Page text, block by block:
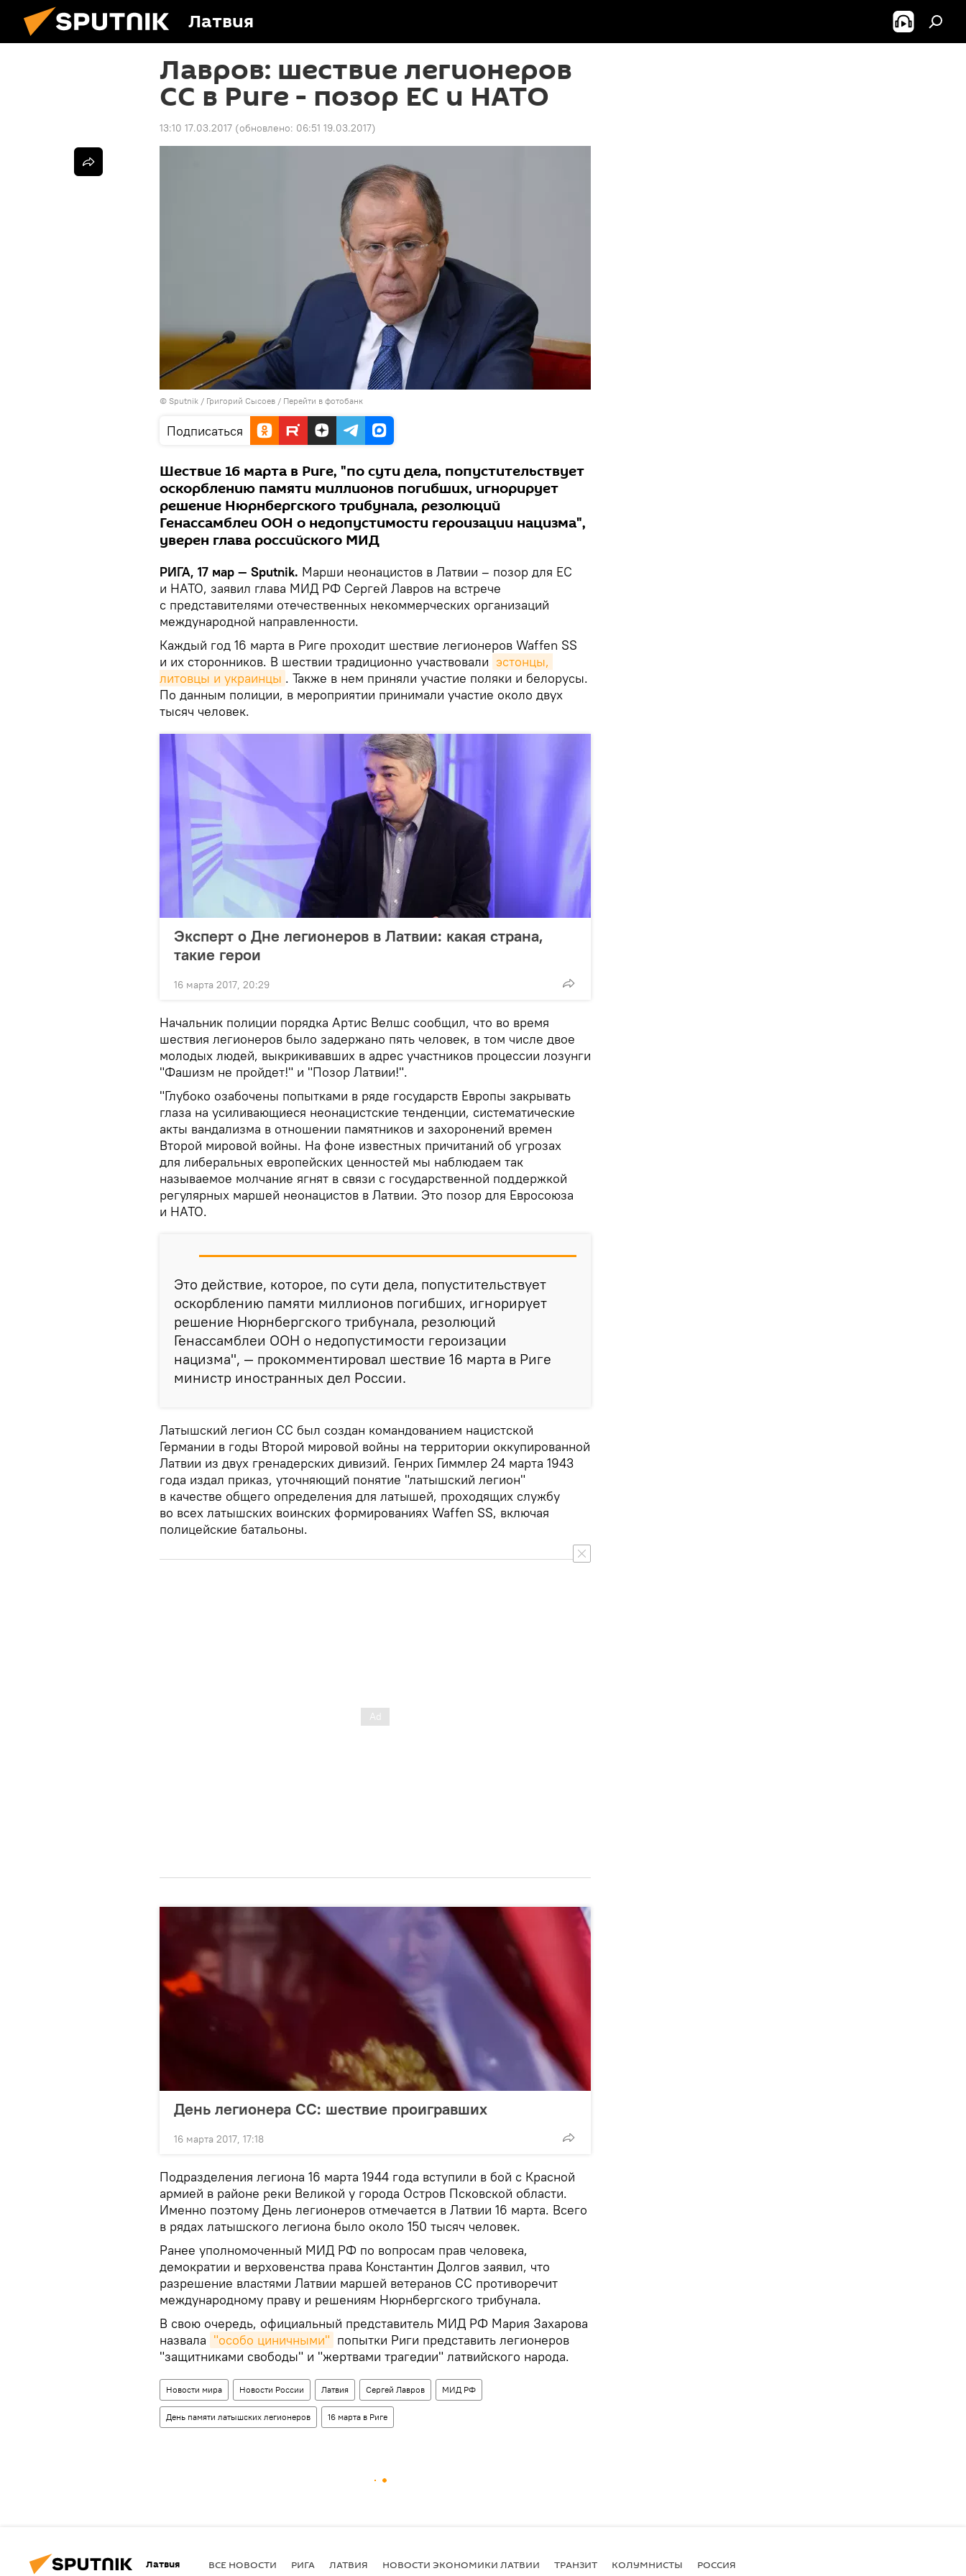
Латвия
Лавров: шествие легионеров
СС в Риге - позор ЕС и НАТО
13:10 17.03.2017 (обновлено: 06:51 19.03.2017)
© Sputnik / Григорий Сысоев / Перейти в фотобанк
Подписаться
Шествие 16 марта в Риге, "по сути дела, попустительствует
оскорблению памяти миллионов погибших, игнорирует
решение Нюрнбергского трибунала, резолюций
Генассамблеи ООН о недопустимости героизации нацизма",
уверен глава российского МИД
РИГА, 17 мар — Sputnik. Марши неонацистов в Латвии – позор для ЕС
и НАТО, заявил глава МИД РФ Сергей Лавров на встрече
с представителями отечественных некоммерческих организаций
международной направленности.
Каждый год 16 марта в Риге проходит шествие легионеров Waffen SS
и их сторонников. В шествии традиционно участвовали эстонцы,
литовцы и украинцы . Также в нем приняли участие поляки и белорусы.
По данным полиции, в мероприятии принимали участие около двух
тысяч человек.
Эксперт о Дне легионеров в Латвии: какая страна,
такие герои
16 марта 2017, 20:29
Начальник полиции порядка Артис Велшс сообщил, что во время
шествия легионеров было задержано пять человек, в том числе двое
молодых людей, выкрикивавших в адрес участников процессии лозунги
"Фашизм не пройдет!" и "Позор Латвии!".
"Глубоко озабочены попытками в ряде государств Европы закрывать
глаза на усиливающиеся неонацистские тенденции, систематические
акты вандализма в отношении памятников и захоронений времен
Второй мировой войны. На фоне известных причитаний об угрозах
для либеральных европейских ценностей мы наблюдаем так
называемое молчание ягнят в связи с государственной поддержкой
регулярных маршей неонацистов в Латвии. Это позор для Евросоюза
и НАТО.
Это действие, которое, по сути дела, попустительствует
оскорблению памяти миллионов погибших, игнорирует
решение Нюрнбергского трибунала, резолюций
Генассамблеи ООН о недопустимости героизации
нацизма", — прокомментировал шествие 16 марта в Риге
министр иностранных дел России.
Латышский легион СС был создан командованием нацистской
Германии в годы Второй мировой войны на территории оккупированной
Латвии из двух гренадерских дивизий. Генрих Гиммлер 24 марта 1943
года издал приказ, уточняющий понятие "латышский легион"
в качестве общего определения для латышей, проходящих службу
во всех латышских воинских формированиях Waffen SS, включая
полицейские батальоны.
День легионера СС: шествие проигравших
16 марта 2017, 17:18
Подразделения легиона 16 марта 1944 года вступили в бой с Красной
армией в районе реки Великой у города Остров Псковской области.
Именно поэтому День легионеров отмечается в Латвии 16 марта. Всего
в рядах латышского легиона было около 150 тысяч человек.
Ранее уполномоченный МИД РФ по вопросам прав человека,
демократии и верховенства права Константин Долгов заявил, что
разрешение властями Латвии маршей ветеранов СС противоречит
международному праву и решениям Нюрнбергского трибунала.
В свою очередь, официальный представитель МИД РФ Мария Захарова
назвала "особо циничными" попытки Риги представить легионеров
"защитниками свободы" и "жертвами трагедии" латвийского народа.
Новости мира Новости России Латвия Сергей Лавров МИД РФ
День памяти латышских легионеров 16 марта в Риге
Латвия ВСЕ НОВОСТИ РИГА ЛАТВИЯ НОВОСТИ ЭКОНОМИКИ ЛАТВИИ ТРАНЗИТ КОЛУМНИСТЫ РОССИЯ